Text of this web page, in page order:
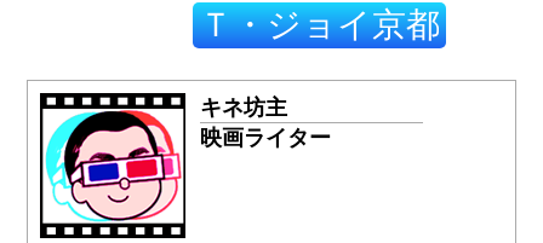
Ｔ・ジョイ京都
キネ坊主
映画ライター